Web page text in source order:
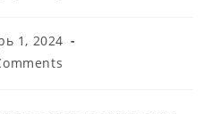
1, 2024